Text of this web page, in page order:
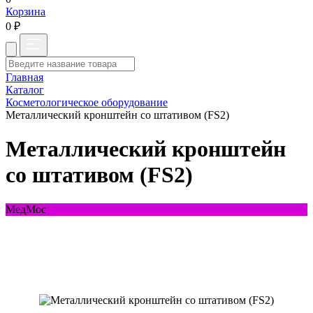
Корзина
0 ₽
Главная
Каталог
Косметологическое оборудование
Металлический кронштейн со штативом (FS2)
Металлический кронштейн
со штативом (FS2)
МедМос